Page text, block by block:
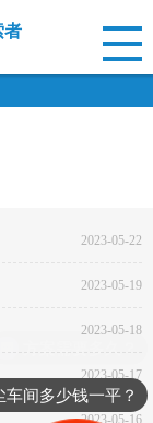
者
2023-05-22
2023-05-19
2023-05-18
2023-05-17
2023-05-16
车间多少钱一平？